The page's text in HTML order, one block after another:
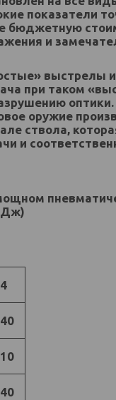
показатели
бюджетную
и
выстрелы
при таком
оптики.
оружие
ствола,
и
Дж)
4
40
10
40